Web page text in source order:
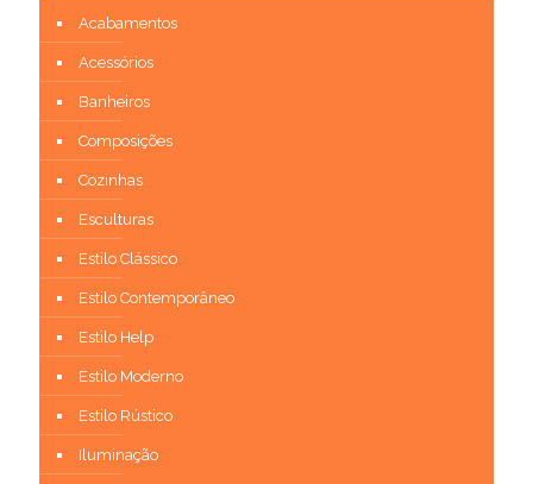
Acabamentos
Acessórios
Banheiros
Composições
Cozinhas
Esculturas
Estilo Clássico
Estilo Contemporâneo
Estilo Help
Estilo Moderno
Estilo Rústico
Iluminação